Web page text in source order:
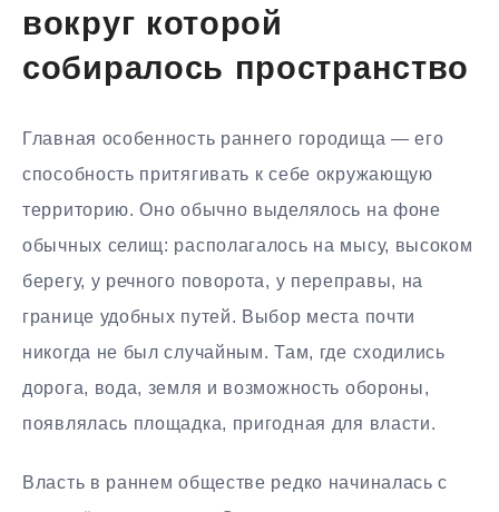
вокруг которой
собиралось пространство
Главная особенность раннего городища — его
способность притягивать к себе окружающую
территорию. Оно обычно выделялось на фоне
обычных селищ: располагалось на мысу, высоком
берегу, у речного поворота, у переправы, на
границе удобных путей. Выбор места почти
никогда не был случайным. Там, где сходились
дорога, вода, земля и возможность обороны,
появлялась площадка, пригодная для власти.
Власть в раннем обществе редко начиналась с